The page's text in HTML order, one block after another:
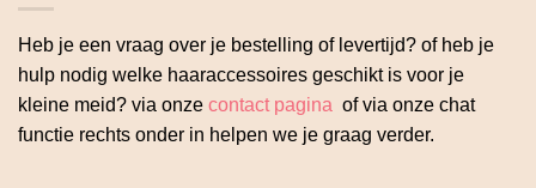
Heb je een vraag over je bestelling of levertijd? of heb je
hulp nodig welke haaraccessoires geschikt is voor je
kleine meid? via onze contact pagina of via onze chat
functie rechts onder in helpen we je graag verder.